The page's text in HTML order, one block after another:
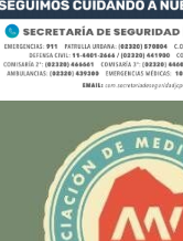
de